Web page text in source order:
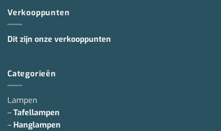
Verkooppunten
Dit zijn onze verkooppunten
Categorieën
Lampen
–Tafellampen
– Hanglampen